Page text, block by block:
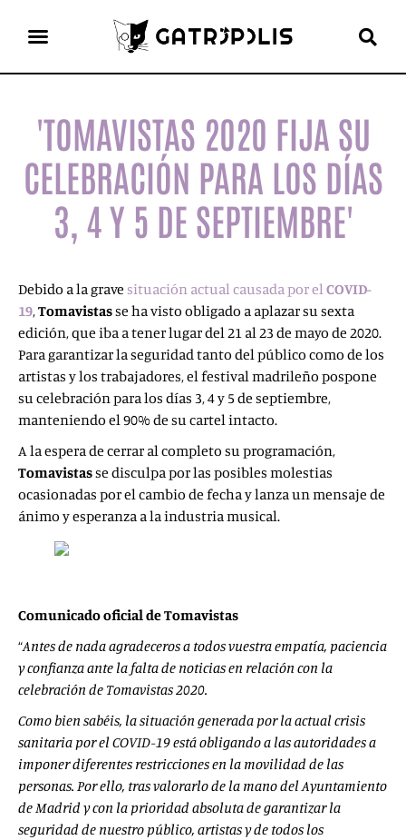
'TOMAVISTAS 2020 FIJA SU
CELEBRACIÓN PARA LOS DÍAS
3, 4 Y 5 DE SEPTIEMBRE'
Debido a la grave situación actual causada por elCOVID-
19,Tomavistasse ha visto obligado a aplazar su sexta
edición, que iba a tener lugar del 21 al 23 de mayo de 2020.
Para garantizar la seguridad tanto del público como de los
artistas y los trabajadores, el festival madrileño pospone
su celebración para los días 3, 4 y 5 de septiembre,
manteniendo el 90% de su cartel intacto.
A la espera de cerrar al completo su programación,
Tomavistasse disculpa por las posibles molestias
ocasionadas por el cambio de fecha y lanza un mensaje de
ánimo y esperanza a la industria musical.
Comunicado oficial de Tomavistas
“Antes de nada agradeceros a todos vuestra empatía, paciencia
y confianza ante la falta de noticias en relación con la
celebración de Tomavistas 2020.
Como bien sabéis, la situación generada por la actual crisis
sanitaria por el COVID-19 está obligando a las autoridades a
imponer diferentes restricciones en la movilidad de las
personas. Por ello, tras valorarlo de la mano del Ayuntamiento
de Madrid y con la prioridad absoluta de garantizar la
seguridad de nuestro público, artistas y de todos los